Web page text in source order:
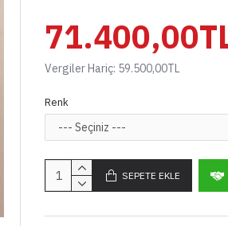
Vergiler Hariç: 59.500,00TL
Renk
SEPETE EKLE